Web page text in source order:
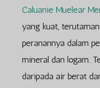
Caluanie Muelear
yang kuat,
peranannya dalam
mineral dan logam.
daripada air berat